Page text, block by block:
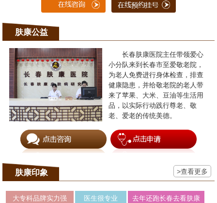
肤康公益
长春肤康医院主任带领爱心
小分队来到长春市至爱敬老院，
为老人免费进行身体检查，排查
健康隐患，并给敬老院的老人带
来了苹果、大米、豆油等生活用
品，以实际行动践行尊老、敬
老、爱老的传统美德。
肤康印象 >查看更多
大专科品牌实力强 医生很专业 去年还跑长春去看肤康